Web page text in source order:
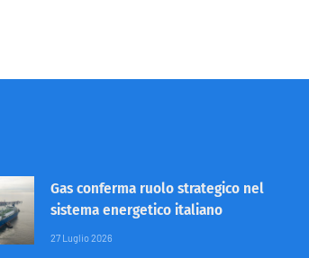
Gas conferma ruolo strategico nel
sistema energetico italiano
27 Luglio 2026